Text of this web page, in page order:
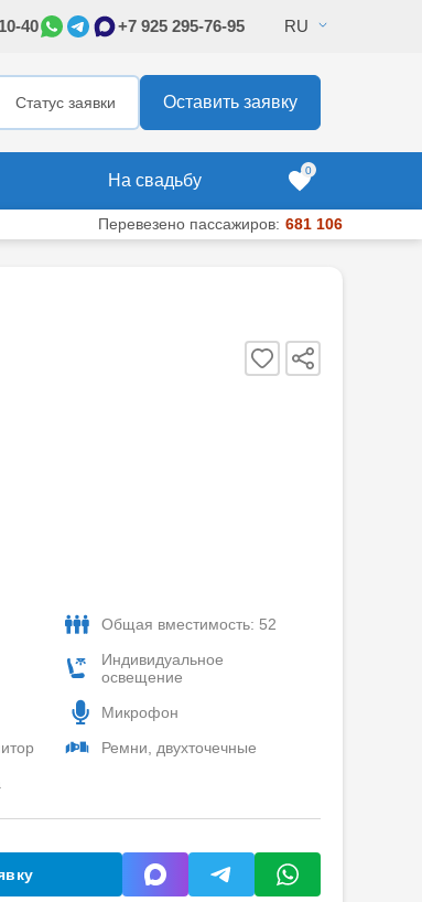
40 +7 925 295-76-95 RU
Статус заявки Оставить заявку
На свадьбу
0
Перевезено пассажиров: 681 106
Оставить заявку
Общая вместимость: 52
Индивидуальное
освещение
Микрофон
Ремни, двухточечные